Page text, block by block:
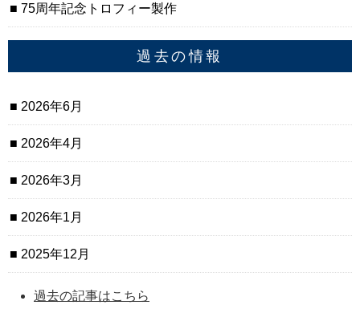
75周年記念トロフィー製作
過去の情報
2026年6月
2026年4月
2026年3月
2026年1月
2025年12月
過去の記事はこちら